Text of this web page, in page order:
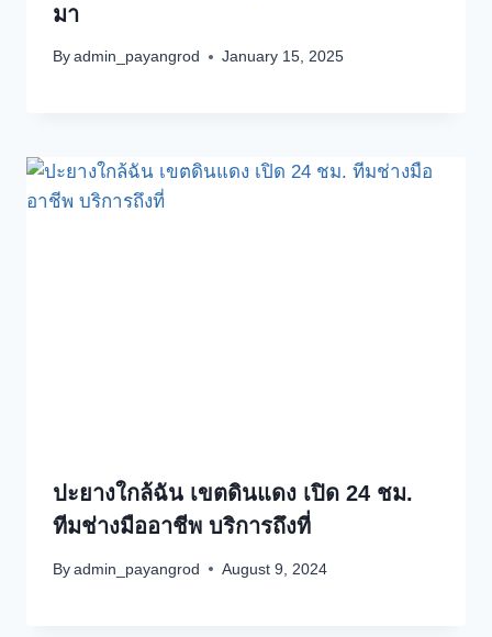
มา
By admin_payangrod January 15, 2025
ปะยางใกล้ฉัน เขตดินแดง เปิด 24 ชม.
ทีมช่างมืออาชีพ บริการถึงที่
By admin_payangrod August 9, 2024